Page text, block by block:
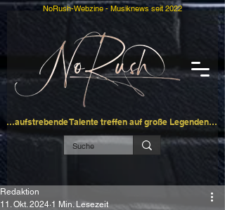
…aufstrebende Talente treffen auf große Legenden…
NoRush-Webzine - Musiknews seit 2022
Redaktion
11. Okt. 2024 1 Min. Lesezeit